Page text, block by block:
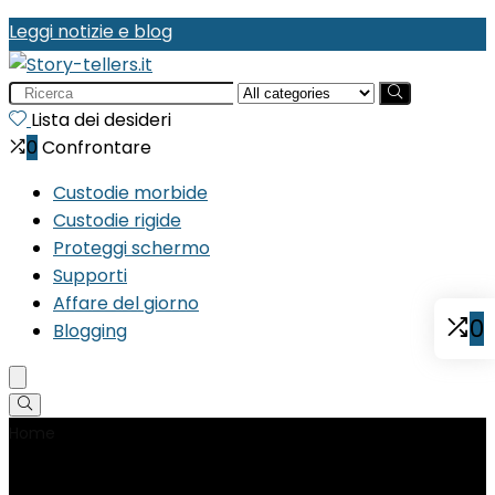
Leggi notizie e blog
Search
for:Lista dei desideri
0 Confrontare
Custodie morbide
Custodie rigide
Proteggi schermo
Supporti
Affare del giorno
Blogging
0